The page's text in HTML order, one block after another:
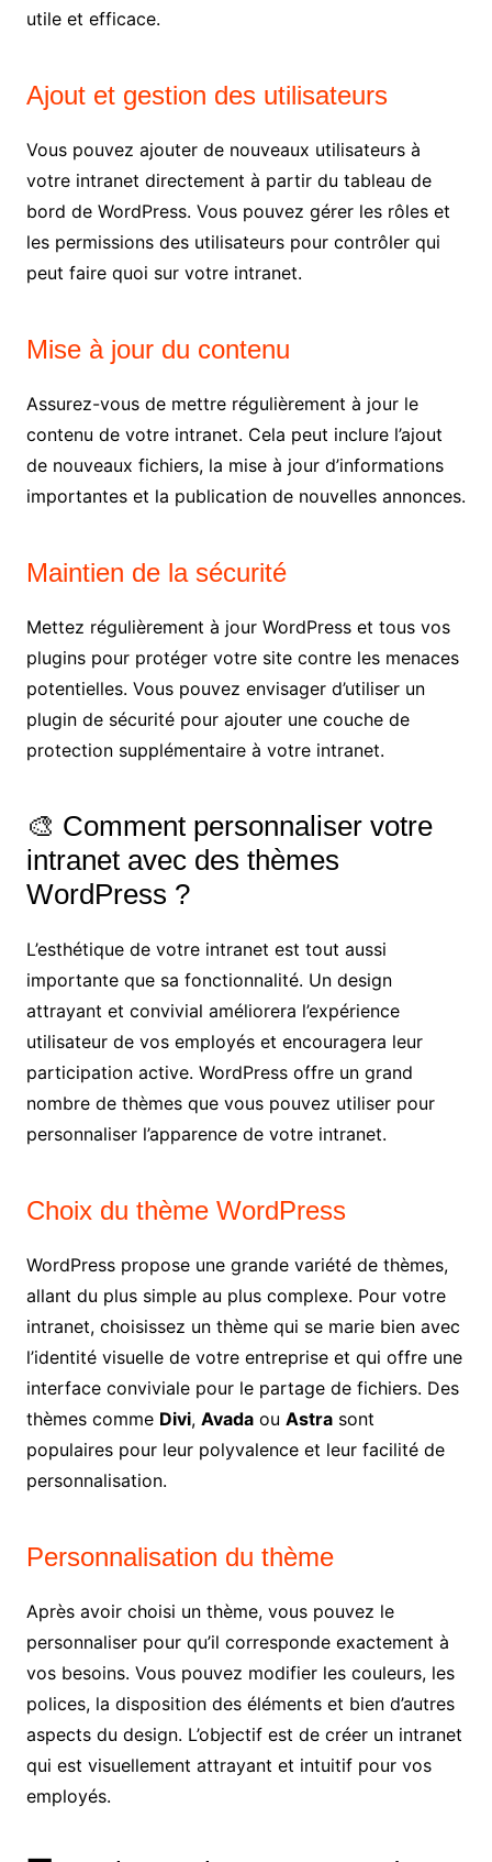
utile et efficace.
Ajout et gestion des utilisateurs
Vous pouvez ajouter de nouveaux utilisateurs à
votre intranet directement à partir du tableau de
bord de WordPress. Vous pouvez gérer les rôles et
les permissions des utilisateurs pour contrôler qui
peut faire quoi sur votre intranet.
Mise à jour du contenu
Assurez-vous de mettre régulièrement à jour le
contenu de votre intranet. Cela peut inclure l’ajout
de nouveaux fichiers, la mise à jour d’informations
importantes et la publication de nouvelles annonces.
Maintien de la sécurité
Mettez régulièrement à jour WordPress et tous vos
plugins pour protéger votre site contre les menaces
potentielles. Vous pouvez envisager d’utiliser un
plugin de sécurité pour ajouter une couche de
protection supplémentaire à votre intranet.
🎨 Comment personnaliser votre
intranet avec des thèmes
WordPress ?
L’esthétique de votre intranet est tout aussi
importante que sa fonctionnalité. Un design
attrayant et convivial améliorera l’expérience
utilisateur de vos employés et encouragera leur
participation active. WordPress offre un grand
nombre de thèmes que vous pouvez utiliser pour
personnaliser l’apparence de votre intranet.
Choix du thème WordPress
WordPress propose une grande variété de thèmes,
allant du plus simple au plus complexe. Pour votre
intranet, choisissez un thème qui se marie bien avec
l’identité visuelle de votre entreprise et qui offre une
interface conviviale pour le partage de fichiers. Des
thèmes comme Divi, Avadaou Astrasont
populaires pour leur polyvalence et leur facilité de
personnalisation.
Personnalisation du thème
Après avoir choisi un thème, vous pouvez le
personnaliser pour qu’il corresponde exactement à
vos besoins. Vous pouvez modifier les couleurs, les
polices, la disposition des éléments et bien d’autres
aspects du design. L’objectif est de créer un intranet
qui est visuellement attrayant et intuitif pour vos
employés.